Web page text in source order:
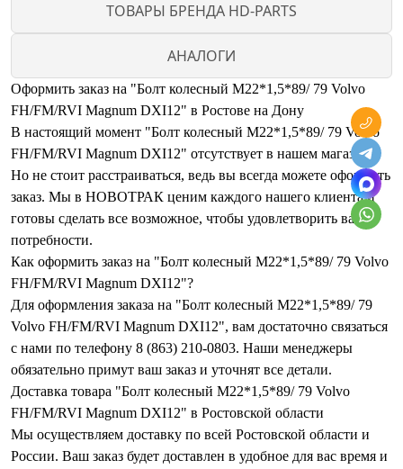
ТОВАРЫ БРЕНДА HD-PARTS
АНАЛОГИ
Оформить заказ на "Болт колесный M22*1,5*89/ 79 Volvo
FH/FM/RVI Magnum DXI12" в Ростове на Дону
В настоящий момент "Болт колесный M22*1,5*89/ 79 Volvo
FH/FM/RVI Magnum DXI12" отсутствует в нашем магазине.
Но не стоит расстраиваться, ведь вы всегда можете оформить
заказ. Мы в НОВОТРАК ценим каждого нашего клиента и
готовы сделать все возможное, чтобы удовлетворить ваши
потребности.
Как оформить заказ на "Болт колесный M22*1,5*89/ 79 Volvo
FH/FM/RVI Magnum DXI12"?
Для оформления заказа на "Болт колесный M22*1,5*89/ 79
Volvo FH/FM/RVI Magnum DXI12", вам достаточно связаться
с нами по телефону 8 (863) 210-0803. Наши менеджеры
обязательно примут ваш заказ и уточнят все детали.
Доставка товара "Болт колесный M22*1,5*89/ 79 Volvo
FH/FM/RVI Magnum DXI12" в Ростовской области
Мы осуществляем доставку по всей Ростовской области и
России. Ваш заказ будет доставлен в удобное для вас время и